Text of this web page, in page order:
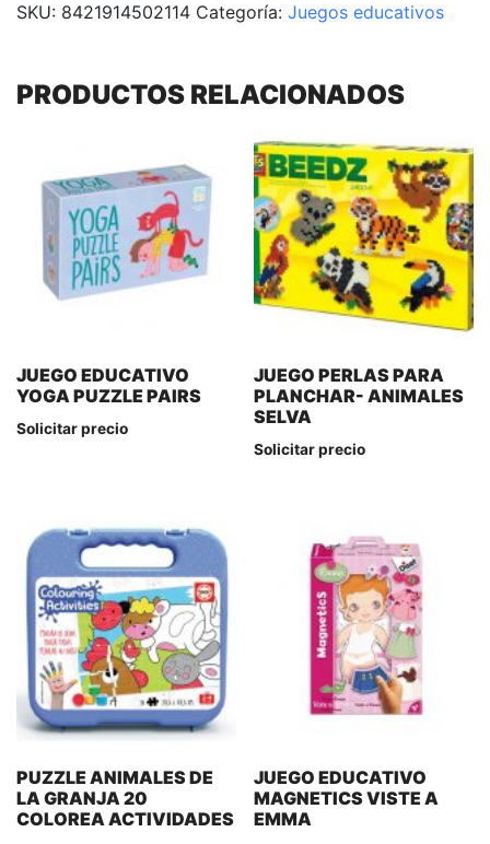
SKU: 8421914502114 Categoría: Juegos educativos
PRODUCTOS RELACIONADOS
JUEGO EDUCATIVO
YOGA PUZZLE PAIRS
Solicitar precio
JUEGO PERLAS PARA
PLANCHAR- ANIMALES
SELVA
Solicitar precio
PUZZLE ANIMALES DE
LA GRANJA 20
COLOREA ACTIVIDADES
JUEGO EDUCATIVO
MAGNETICS VISTE A
EMMA